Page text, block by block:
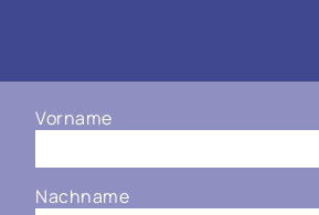
Vorname
Nachname